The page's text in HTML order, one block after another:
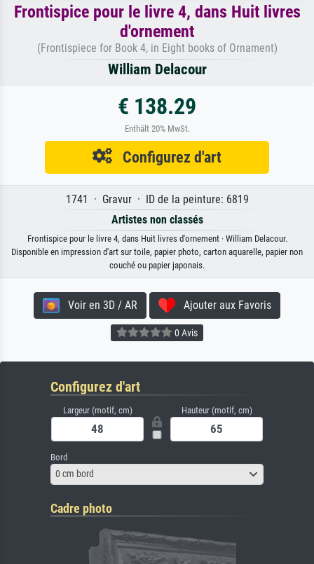
Frontispice pour le livre 4, dans Huit livres
d'ornement
(Frontispiece for Book 4, in Eight books of Ornament)
William Delacour
€ 138.29
Enthält 20% MwSt.
Configurez d'art
1741 · Gravur · ID de la peinture: 6819
Artistes non classés
Frontispice pour le livre 4, dans Huit livres d'ornement · William Delacour.
Disponible en impression d'art sur toile, papier photo, carton aquarelle, papier non
couché ou papier japonais.
Voir en 3D / AR Ajouter aux Favoris
0 Avis
Configurez d'art
Largeur (motif, cm) Hauteur (motif, cm)
Bord
0 cm bord
Cadre photo